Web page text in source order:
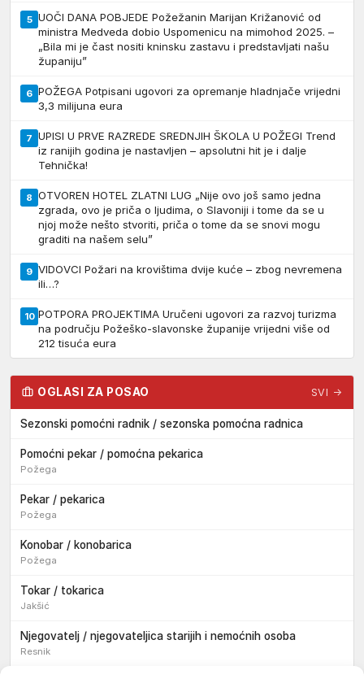
5 UOČI DANA POBJEDE Požežanin Marijan Križanović od
ministra Medveda dobio Uspomenicu na mimohod 2025. –
„Bila mi je čast nositi kninsku zastavu i predstavljati našu
županiju”
6 POŽEGA Potpisani ugovori za opremanje hladnjače vrijedni
3,3 milijuna eura
7 UPISI U PRVE RAZREDE SREDNJIH ŠKOLA U POŽEGI Trend
iz ranijih godina je nastavljen – apsolutni hit je i dalje
Tehnička!
8 OTVOREN HOTEL ZLATNI LUG „Nije ovo još samo jedna
zgrada, ovo je priča o ljudima, o Slavoniji i tome da se u
njoj može nešto stvoriti, priča o tome da se snovi mogu
graditi na našem selu”
9 VIDOVCI Požari na krovištima dvije kuće – zbog nevremena
ili…?
10 POTPORA PROJEKTIMA Uručeni ugovori za razvoj turizma
na području Požeško-slavonske županije vrijedni više od
212 tisuća eura
OGLASI ZA POSAO SVI →
Sezonski pomoćni radnik / sezonska pomoćna radnica
Pomoćni pekar / pomoćna pekarica
Požega
Pekar / pekarica
Požega
Konobar / konobarica
Požega
Tokar / tokarica
Jakšić
Njegovatelj / njegovateljica starijih i nemoćnih osoba
Resnik